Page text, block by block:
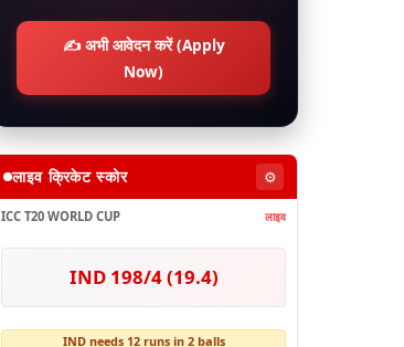
✍️ अभी आवेदन करें (Apply
Now)
लाइव क्रिकेट स्कोर ⚙️
ICC T20 WORLD CUP लाइव
IND 198/4 (19.4)
IND needs 12 runs in 2 balls